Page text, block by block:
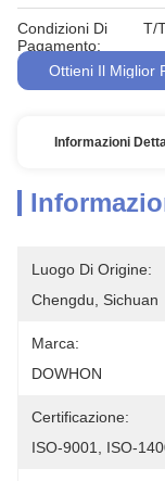
Condizioni Di
Pagamento:
T/
Ottieni Il Miglior
Informazioni
Luogo Di Origine:
Chengdu, Sichuan
Marca:
DOWHON
Certificazione:
ISO-9001, ISO-